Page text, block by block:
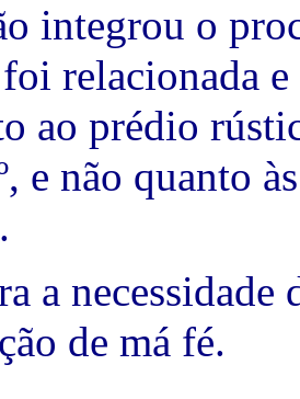
integrou o
relacionada e
ao prédio
e não quanto
a
de má fé.